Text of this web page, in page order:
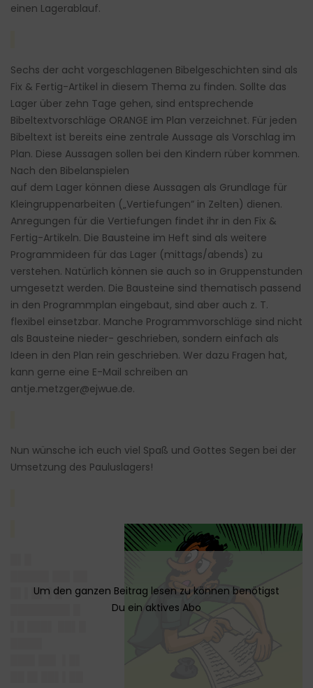
einen Lagerablauf.
Sechs der acht vorgeschlagenen Bibelgeschichten sind als
Fix & Fertig-Artikel in diesem Thema zu finden. Sollte das
Lager über zehn Tage gehen, sind entsprechende
Bibeltextvorschläge ORANGE im Plan verzeichnet. Für jeden
Bibeltext ist bereits eine zentrale Aussage als Vorschlag im
Plan. Diese Aussagen sollen bei den Kindern rüber kommen.
Nach den Bibelanspielen
auf dem Lager können diese Aussagen als Grundlage für
Kleingruppenarbeiten („Vertiefungen” in Zelten) dienen.
Anregungen für die Vertiefungen findet ihr in den Fix &
Fertig-Artikeln. Die Bausteine im Heft sind als weitere
Programmideen für das Lager (mittags/abends) zu
verstehen. Natürlich können sie auch so in Gruppenstunden
umgesetzt werden. Die Bausteine sind thematisch passend
in den Programmplan eingebaut, sind aber auch z. T.
flexibel einsetzbar. Manche Programmvorschläge sind nicht
als Bausteine nieder- geschrieben, sondern einfach als
Ideen in den Plan rein geschrieben. Wer dazu Fragen hat,
kann gerne eine E-Mail schreiben an
antje.metzger@ejwue.de.
Nun wünsche ich euch viel Spaß und Gottes Segen bei der
Umsetzung des Pauluslagers!
█▌▌█▌ ▌█